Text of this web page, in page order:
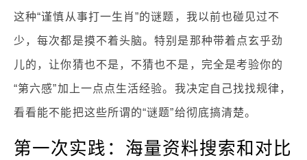
这种“谨慎从事打一生肖”的谜题，我以前也碰见过不
少，每次都是摸不着头脑。特别是那种带着点玄乎劲
儿的，让你猜也不是，不猜也不是，完全是考验你的
“第六感”加上一点点生活经验。我决定自己找找规律，
看看能不能把这些所谓的“谜题”给彻底搞清楚。
第一次实践：海量资料搜索和对比